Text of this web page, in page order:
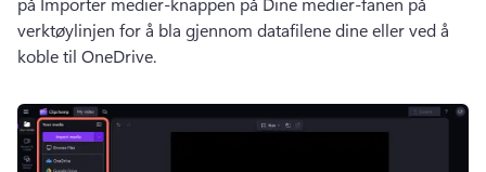
verktøylinjen for å bla gjennom datafilene dine eller ved å
koble til OneDrive.